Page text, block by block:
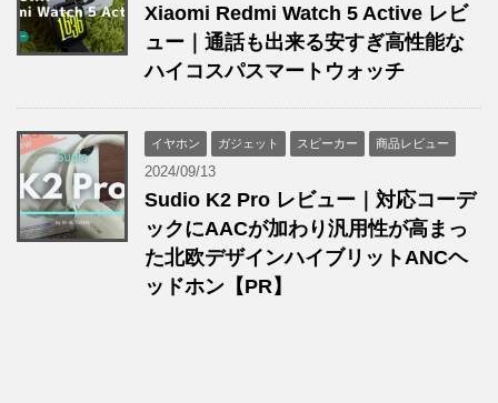
Xiaomi Redmi Watch 5 Active レビ
ュー｜通話も出来る安すぎ高性能な
ハイコスパスマートウォッチ
イヤホン ガジェット スピーカー 商品レビュー
2024/09/13
Sudio K2 Pro レビュー｜対応コーデ
ックにAACが加わり汎用性が高まっ
た北欧デザインハイブリットANCヘ
ッドホン【PR】